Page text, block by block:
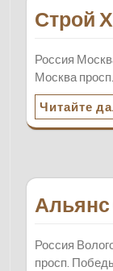
Строй
Россия
Москва
Читайте
Россия
просп.